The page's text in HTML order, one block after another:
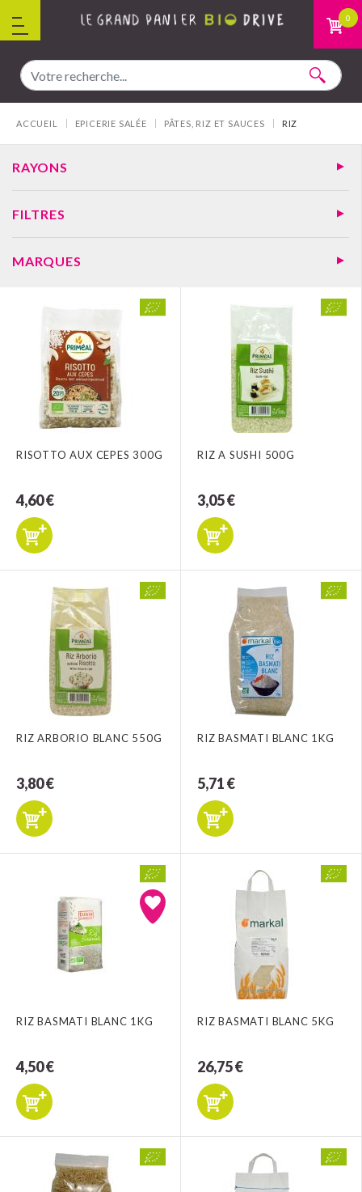
0
ACCUEIL EPICERIE SALÉE PÂTES, RIZ ET SAUCES RIZ
RAYONS
FILTRES
MARQUES
RISOTTO AUX CEPES 300G
4,60 €
RIZ A SUSHI 500G
3,05 €
RIZ ARBORIO BLANC 550G
3,80 €
RIZ BASMATI BLANC 1KG
5,71 €
RIZ BASMATI BLANC 1KG
4,50 €
RIZ BASMATI BLANC 5KG
26,75 €